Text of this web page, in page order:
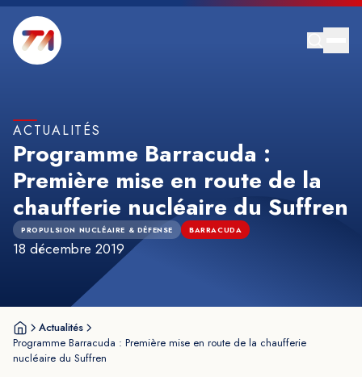
ACTUALITÉS
Programme Barracuda :
Première mise en route de la
chaufferie nucléaire du Suffren
PROPULSION NUCLÉAIRE & DÉFENSE BARRACUDA
18 décembre 2019
Actualités
Programme Barracuda : Première mise en route de la chaufferie
nucléaire du Suffren